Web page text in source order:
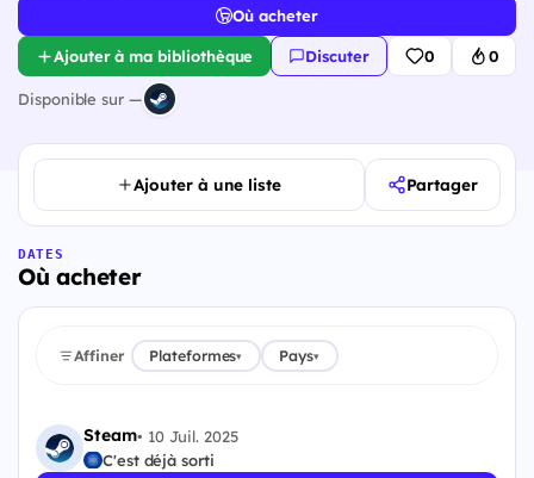
Où acheter
Ajouter à ma bibliothèque Discuter 0 0
Disponible sur —
Ajouter à une liste Partager
DATES
Où acheter
Affiner Plateformes▾ Pays▾
Steam• 10 Juil. 2025
C'est déjà sorti